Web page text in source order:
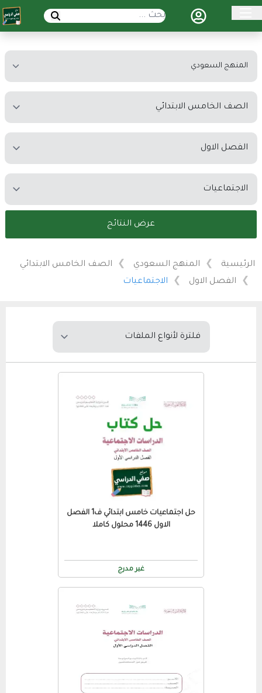
عرض النتائج
الرئيسية المنهج السعودي
الصف الخامس الابتدائي
الفصل الاول
الاجتماعيات
حل اجتماعيات خامس ابتدائي ف1 الفصل
الاول 1446 محلول كاملا
غير مدرج